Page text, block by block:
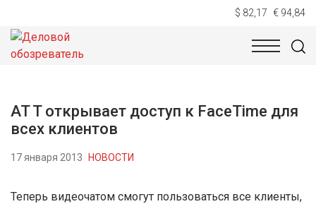
$ 82,17 € 94,84
НОВОСТИ
AT T открывает доступ к FaceTime для
всех клиентов
17 января 2013 НОВОСТИ
Теперь видеочатом смогут пользоваться все клиенты,